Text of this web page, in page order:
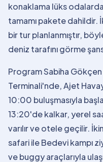
konaklama lüks odalarda
tamamı pakete dahildir.
bir tur planlanmıştır,
deniz tarafını görme
Program Sabiha Gökçen
Terminali'nde, Ajet
10:00 buluşmasıyla
13:20'de kalkar, yerel
varılır ve otele geçilir.
safari ile Bedevi kampı
ve buggy araçlarıyla